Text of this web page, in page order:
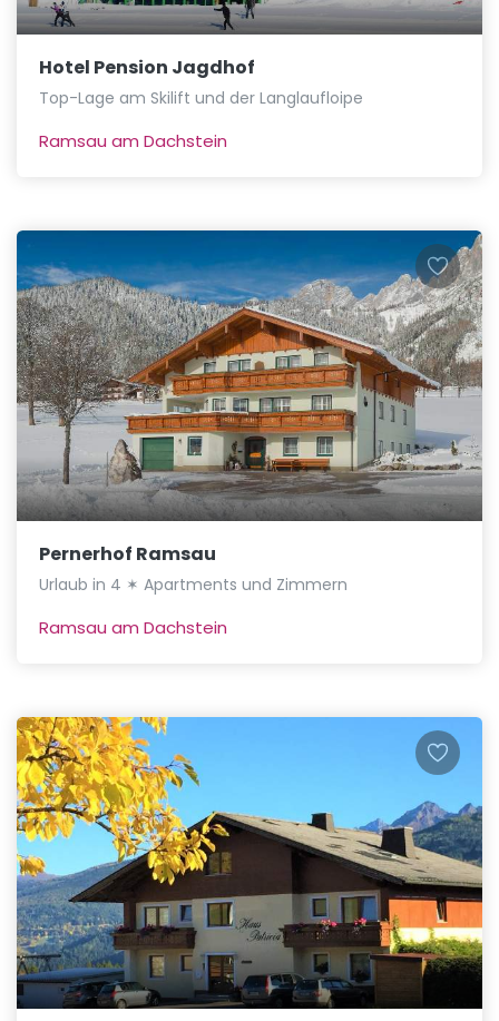
Hotel Pension Jagdhof
Top-Lage am Skilift und der Langlaufloipe
Ramsau am Dachstein
Pernerhof Ramsau
Urlaub in 4 ✶ Apartments und Zimmern
Ramsau am Dachstein